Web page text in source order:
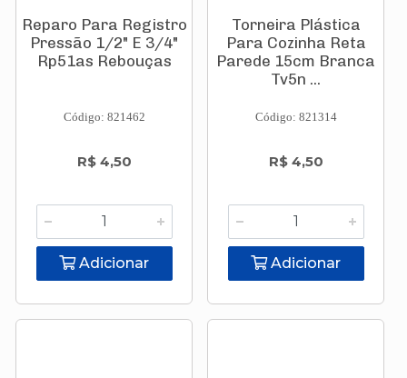
Reparo Para Registro
Pressão 1/2" E 3/4"
Rp51as Rebouças
Código: 821462
R$ 4,50
Adicionar
Torneira Plástica
Para Cozinha Reta
Parede 15cm Branca
Tv5n ...
Código: 821314
R$ 4,50
Adicionar